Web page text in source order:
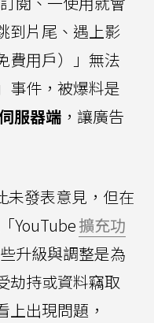
到片尾、遇上影
費用戶）」無法
事件，被爆料是
服器端 ，讓廣告
未發表意見，但在
YouTube擴充功
升級與調整是為
劫持或資料竊取
上出現問題，